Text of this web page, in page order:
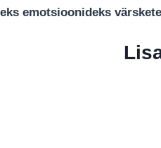
emotsioonideks